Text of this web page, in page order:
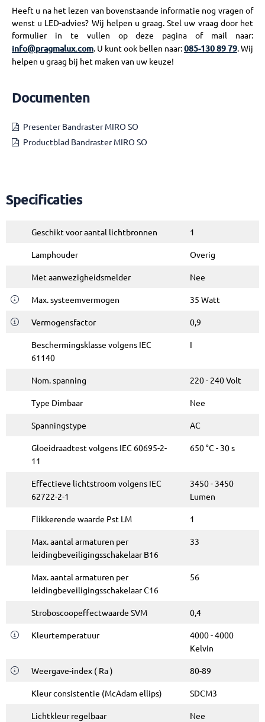
Heeft u na het lezen van bovenstaande informatie nog vragen of
wenst u LED-advies? Wij helpen u graag. Stel uw vraag door het
formulier in te vullen op deze pagina of mail naar:
info@pragmalux.com. U kunt ook bellen naar:085-130 89 79. Wij
helpen u graag bij het maken van uw keuze!
Documenten
Presenter Bandraster MIRO SO
Productblad Bandraster MIRO SO
Specificaties
Geschikt voor aantal lichtbronnen 1
Lamphouder Overig
Met aanwezigheidsmelder Nee
Max. systeemvermogen 35 Watt
Vermogensfactor 0,9
Beschermingsklasse volgens IEC
61140
I
Nom. spanning 220 - 240 Volt
Type Dimbaar Nee
Spanningstype AC
Gloeidraadtest volgens IEC 60695-2-
11
650 °C - 30 s
Effectieve lichtstroom volgens IEC
62722-2-1
3450 - 3450
Lumen
Flikkerende waarde Pst LM 1
Max. aantal armaturen per
leidingbeveiligingsschakelaar B16
33
Max. aantal armaturen per
leidingbeveiligingsschakelaar C16
56
Stroboscoopeffectwaarde SVM 0,4
Kleurtemperatuur
4000 - 4000
Kelvin
Weergave-index ( Ra ) 80-89
Kleur consistentie (McAdam ellips) SDCM3
Lichtkleur regelbaar Nee